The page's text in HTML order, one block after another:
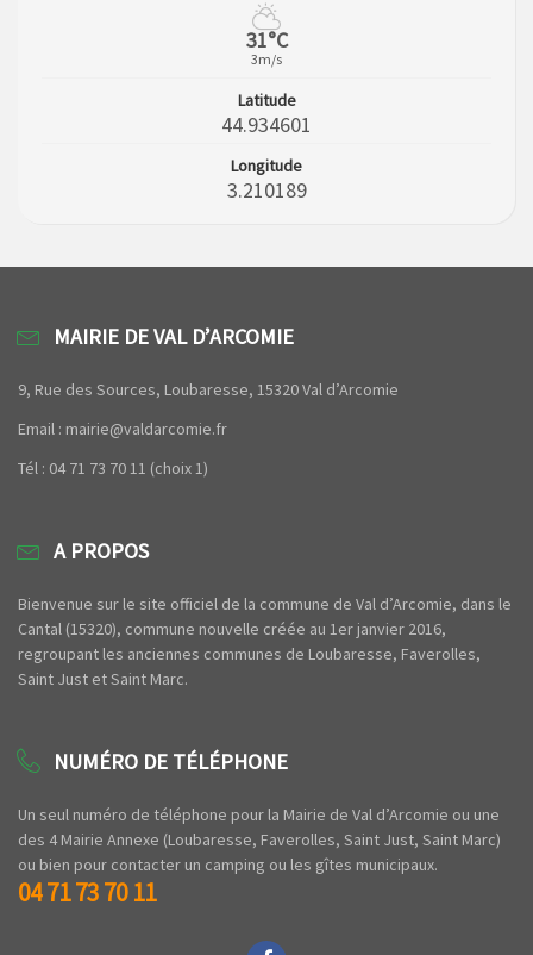
31°C
3m/s
Latitude
44.934601
Longitude
3.210189
MAIRIE DE VAL D’ARCOMIE
9, Rue des Sources, Loubaresse, 15320 Val d’Arcomie
Email : mairie@valdarcomie.fr
Tél : 04 71 73 70 11 (choix 1)
A PROPOS
Bienvenue sur le site officiel de la commune de Val d’Arcomie, dans le
Cantal (15320), commune nouvelle créée au 1er janvier 2016,
regroupant les anciennes communes de Loubaresse, Faverolles,
Saint Just et Saint Marc.
NUMÉRO DE TÉLÉPHONE
Un seul numéro de téléphone pour la Mairie de Val d’Arcomie ou une
des 4 Mairie Annexe (Loubaresse, Faverolles, Saint Just, Saint Marc)
ou bien pour contacter un camping ou les gîtes municipaux.
04 71 73 70 11